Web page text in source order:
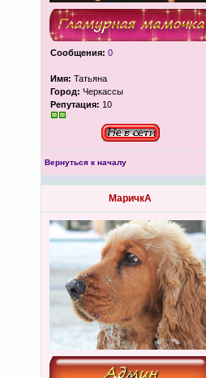
Сообщения: 0
Имя: Татьяна
Город: Черкассы
Репутация: 10
Вернуться к началу
МаричкА